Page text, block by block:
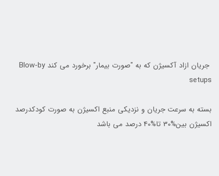
جریان ازاد آکسیژن که به "صورت بیمار" برخورد می کند Blow-by
setups
بسته به سرعت جریان و نزدیکی منبع اکسیژن به صورت کودکدرصد
اکسیژن بین%30 تا%40 درصد می باشد